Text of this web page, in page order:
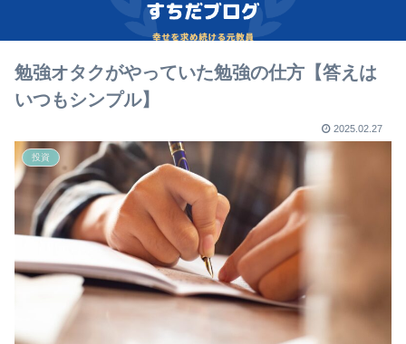
勉強オタクがやっていた勉強の仕方【答えは
いつもシンプル】
2025.02.27
投資